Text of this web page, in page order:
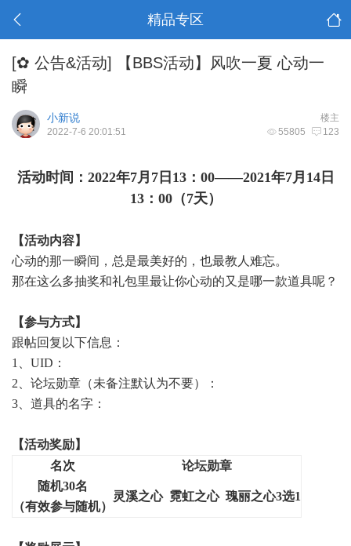
精品专区
[✿ 公告&活动]
【BBS活动】风吹一夏 心动一
瞬
楼主
小新说
55805 123
2022-7-6 20:01:51
活动时间： 2022年7月 7日 13：00——2021年7月 14日
13：00（7天）
【活动内容】
心动的那一瞬间，总是最美好的，也最教人难忘。
那在这么多抽奖和礼包里最让你心动的又是哪一款道具呢？
【参与方式】
跟帖回复以下信息：
1、UID：
2、论坛勋章（未备注默认为不要）：
3、 道具的名字 ：
【活动奖励】
名次
论坛勋章
随机30名
（有效参与随机）
灵溪之心霓虹之心 瑰丽之心3选1